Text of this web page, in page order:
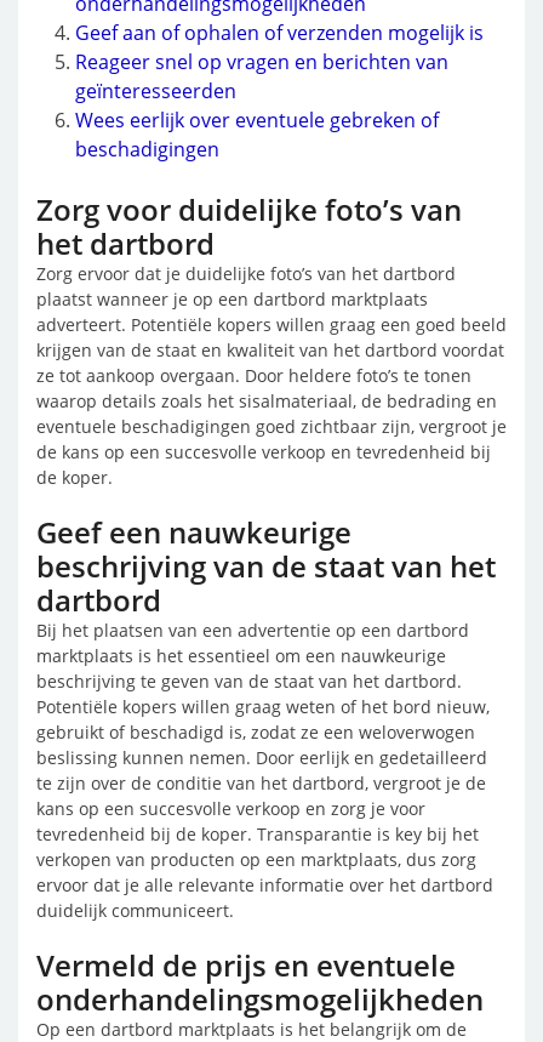
Geef aan of ophalen of verzenden mogelijk is
Reageer snel op vragen en berichten van
geïnteresseerden
Wees eerlijk over eventuele gebreken of
beschadigingen
Zorg voor duidelijke foto’s van
het dartbord
Zorg ervoor dat je duidelijke foto’s van het dartbord
plaatst wanneer je op een dartbord marktplaats
adverteert. Potentiële kopers willen graag een goed beeld
krijgen van de staat en kwaliteit van het dartbord voordat
ze tot aankoop overgaan. Door heldere foto’s te tonen
waarop details zoals het sisalmateriaal, de bedrading en
eventuele beschadigingen goed zichtbaar zijn, vergroot je
de kans op een succesvolle verkoop en tevredenheid bij
de koper.
Geef een nauwkeurige
beschrijving van de staat van het
dartbord
Bij het plaatsen van een advertentie op een dartbord
marktplaats is het essentieel om een nauwkeurige
beschrijving te geven van de staat van het dartbord.
Potentiële kopers willen graag weten of het bord nieuw,
gebruikt of beschadigd is, zodat ze een weloverwogen
beslissing kunnen nemen. Door eerlijk en gedetailleerd
te zijn over de conditie van het dartbord, vergroot je de
kans op een succesvolle verkoop en zorg je voor
tevredenheid bij de koper. Transparantie is key bij het
verkopen van producten op een marktplaats, dus zorg
ervoor dat je alle relevante informatie over het dartbord
duidelijk communiceert.
Vermeld de prijs en eventuele
onderhandelingsmogelijkheden
Op een dartbord marktplaats is het belangrijk om de